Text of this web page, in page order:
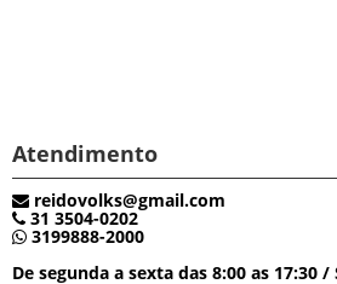
Atendimento
reidovolks@gmail.com
31 3504-0202
3199888-2000
De segunda a sexta das 8:00 as 17:30 /